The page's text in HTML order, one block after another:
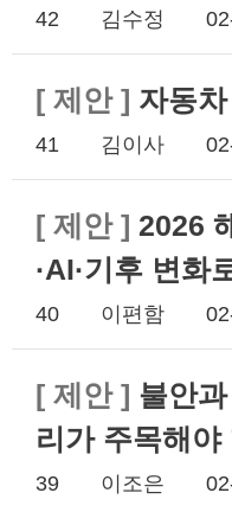
42 김수정
[ 제안] 자동
41 김이사
[ 제안] 2026
·AI·기후 변화
40 이편함
[ 제안] 불안
리가 주목해
39 이조은